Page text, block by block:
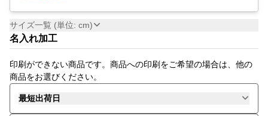
サイズ一覧 (単位: cm)
名入れ加工
印刷ができない商品です。商品への印刷をご希望の場合は、他の
商品をお選びください。
最短出荷日